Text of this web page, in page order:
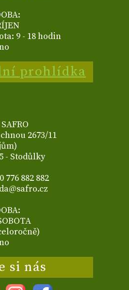
9 - 18 hodin
prohlídka
2673/11
- Stodůlky
776 882 882
si nás